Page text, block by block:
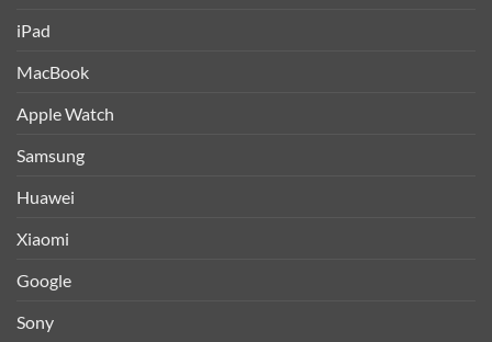
iPad
MacBook
Apple Watch
Samsung
Huawei
Xiaomi
Google
Sony